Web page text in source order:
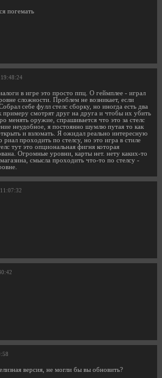
погемать
19:48:24
в игре это просто ппц. О геймплее - играл
сложности. Проблем не возникает, если
себе фулл стелс сборку, но иногда есть два
примеру смотрят друг на друга и чтобы их убить
менять оружие, спрашивается что это за стелс
неудобное, я постоянно шумлю путая то как
и взломать. Я ожидал реально интересную
проходить по стелсу, но это игра в стиле
тут это опциональная фигня которая
Огромные уровни, карты нет. нету каких-то
смысла проходить что-то по стелсу -
11:07:32
версия, не могли бы вы обновить?